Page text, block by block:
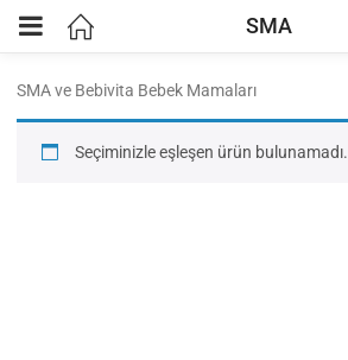
SMA
SMA ve Bebivita Bebek Mamaları
Seçiminizle eşleşen ürün bulunamadı.